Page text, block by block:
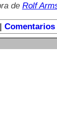
de Rolf
Comentarios